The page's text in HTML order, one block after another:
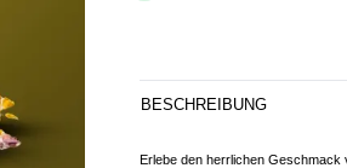
BESCHREIBUNG
Erlebe den herrlichen Geschmack